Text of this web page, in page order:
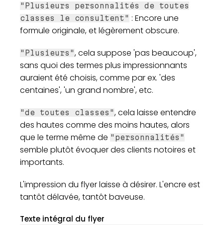
"Plusieurs personnalités de toutes
classes le consultent" : Encore une
formule originale, et légèrement obscure.
"Plusieurs", cela suppose 'pas beaucoup',
sans quoi des termes plus impressionnants
auraient été choisis, comme par ex. 'des
centaines', 'un grand nombre', etc.
"de toutes classes", cela laisse entendre
des hautes comme des moins hautes, alors
que le terme même de "personnalités"
semble plutôt évoquer des clients notoires et
importants.
L'impression du flyer laisse à désirer. L'encre est
tantôt délavée, tantôt baveuse.
Texte intégral du flyer